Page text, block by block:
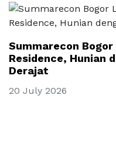
Summarecon
Residence, Hunian
Derajat
20 July 2026